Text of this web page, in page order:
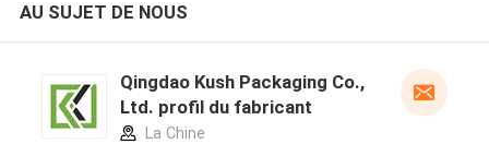
AU SUJET DE NOUS
Qingdao Kush Packaging Co.,
Ltd. profil du fabricant
La Chine